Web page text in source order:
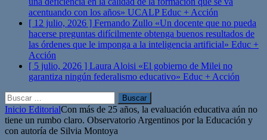
acentuando con los años» UCALPEduc + Acción
[ 12 julio, 2026 ] Fernando Zullo «Un docente que no pueda
hacerse preguntas difícilmente obtenga buenos resultados de
las órdenes que le imponga a la inteligencia artificial» Educ +
Acción
[ 5 julio, 2026 ] Laura Aloisi «El gobierno de Milei no
garantiza ningún federalismo educativo» Educ + Acción
Buscar:
Inicio EditorialCon más de 25 años, la evaluación educativa aún no
tiene un rumbo claro. Observatorio Argentinos por la Educación y
con autoría de Silvia Montoya